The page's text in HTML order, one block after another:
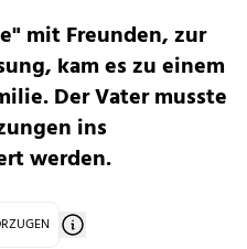
mit Freunden, zur
kam es zu einem
Der Vater musste
ins
werden.